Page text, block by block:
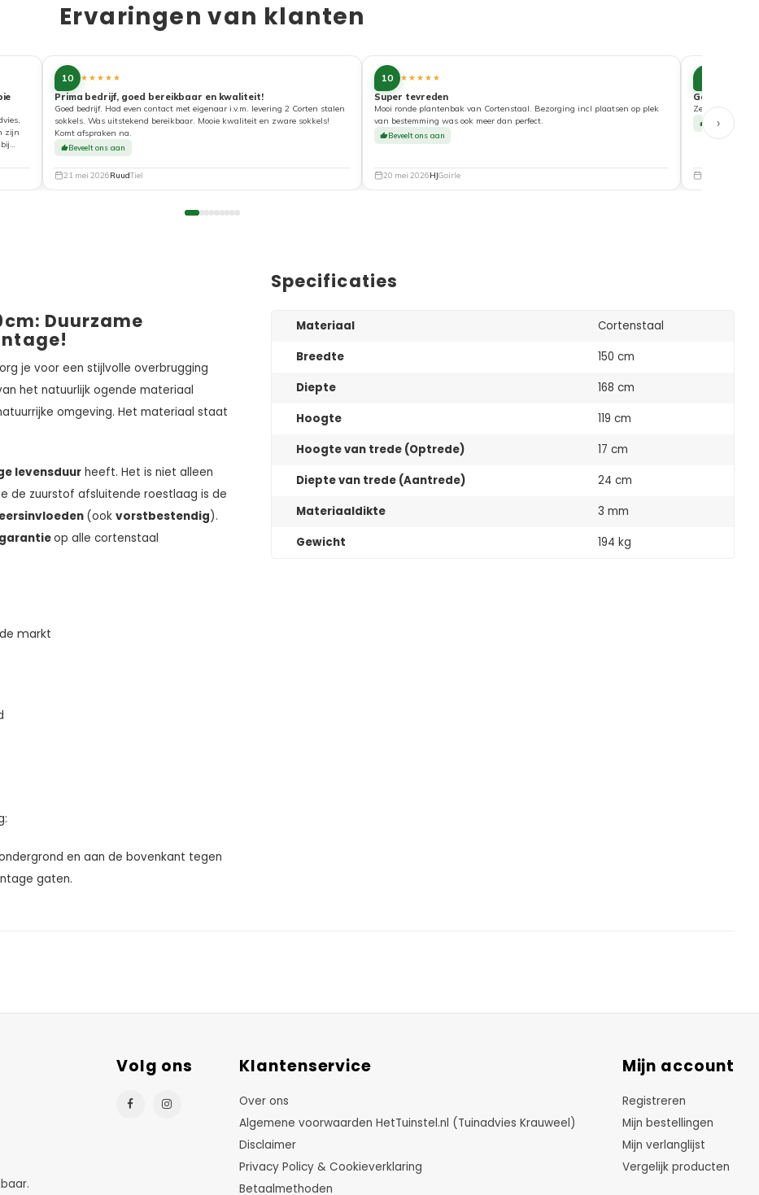
Ervaringen van klanten
zijn
10 ★★★★★
Prima bedrijf, goed bereikbaar en kwaliteit!
Goed bedrijf. Had even contact met eigenaar i.v.m. levering 2 Corten stalen
sokkels. Was uitstekend bereikbaar. Mooie kwaliteit en zware sokkels!
Komt afspraken na.
Beveelt ons aan
21 mei 2026RuudTiel
10 ★★★★★
Super tevreden
Mooi ronde plantenbak van Cortenstaal. Bezorging incl plaatsen op plek
van bestemming was ook meer dan perfect.
Beveelt ons aan
20 mei 2026HJGoirle
Goede
Zeer tevreden
Beveelt ons
›
Duurzame
je voor een stijlvolle overbrugging
het natuurlijk ogende materiaal
omgeving. Het materiaal staat
levensduur heeft. Het is niet alleen
de zuurstof afsluitende roestlaag is de
(ook vorstbestendig).
op alle cortenstaal
markt
en aan de bovenkant tegen
gaten.
Specificaties
Materiaal
Cortenstaal
Breedte
150 cm
Diepte
168 cm
Hoogte
119 cm
Hoogte van trede (Optrede)
17 cm
Diepte van trede (Aantrede)
24 cm
Materiaaldikte
3 mm
Gewicht
194 kg
Volg ons Klantenservice
Over ons
Algemene voorwaarden HetTuinstel.nl (Tuinadvies Krauweel)
Disclaimer
Privacy Policy & Cookieverklaring
Betaalmethoden
Mijn account
Registreren
Mijn bestellingen
Mijn verlanglijst
Vergelijk producten